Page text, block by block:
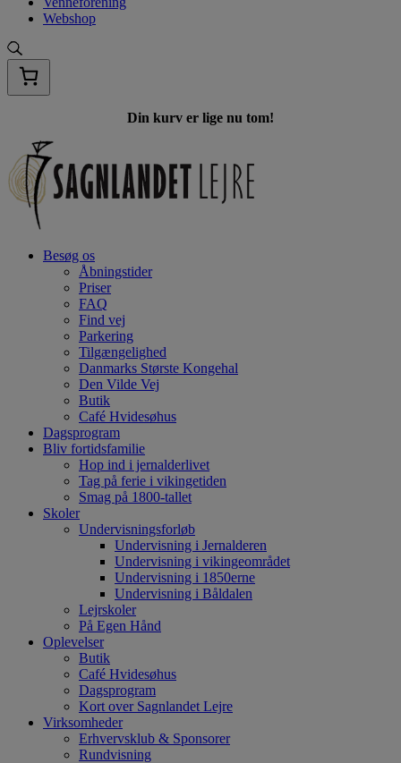
Webshop
Din kurv er lige nu tom!
Besøg os
Åbningstider
Priser
FAQ
Find vej
Parkering
Tilgængelighed
Danmarks Største Kongehal
Den Vilde Vej
Butik
Café Hvidesøhus
Dagsprogram
Bliv fortidsfamilie
Hop ind i jernalderlivet
Tag på ferie i vikingetiden
Smag på 1800-tallet
Skoler
Undervisningsforløb
Undervisning i Jernalderen
Undervisning i vikingeområdet
Undervisning i 1850erne
Undervisning i Båldalen
Lejrskoler
På Egen Hånd
Oplevelser
Butik
Café Hvidesøhus
Dagsprogram
Kort over Sagnlandet Lejre
Virksomheder
Erhvervsklub & Sponsorer
Rundvisning